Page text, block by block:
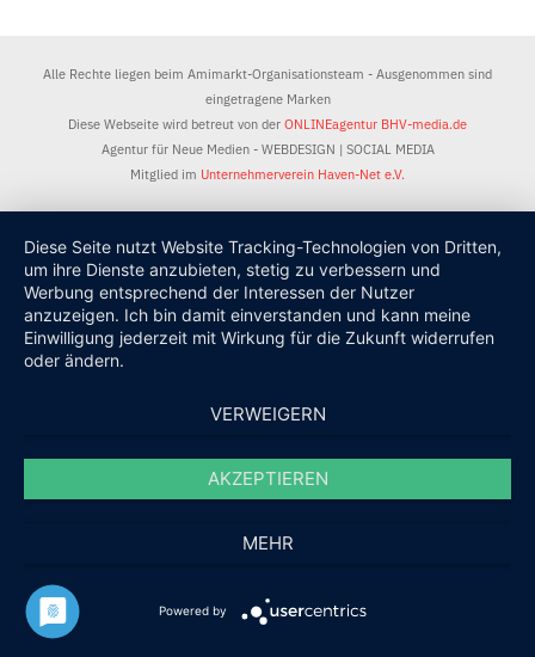
Alle Rechte liegen beim Amimarkt-Organisationsteam - Ausgenommen sind
eingetragene Marken
Diese Webseite wird betreut von der ONLINEagentur BHV-media.de
Agentur für Neue Medien - WEBDESIGN | SOCIAL MEDIA
Mitglied im Unternehmerverein Haven-Net e.V.
Diese Seite nutzt Website Tracking-Technologien von Dritten,
um ihre Dienste anzubieten, stetig zu verbessern und
Werbung entsprechend der Interessen der Nutzer
anzuzeigen. Ich bin damit einverstanden und kann meine
Einwilligung jederzeit mit Wirkung für die Zukunft widerrufen
oder ändern.
VERWEIGERN
AKZEPTIEREN
MEHR
Powered by